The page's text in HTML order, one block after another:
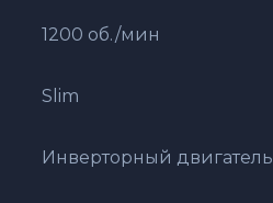
1200 об./мин
Slim
Инверторный двигатель